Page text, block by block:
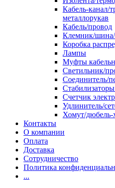
Кабель-канал/
металлорукав
Кабель/провод
Клемник/шина/
Коробка
Лампы
Муфты
Светильник/
Соединитель/
Счетчик
Удлинитель/
Хомут/дюбель-
Контакты
О компании
Оплата
Доставка
Сотрудничество
Политика
...